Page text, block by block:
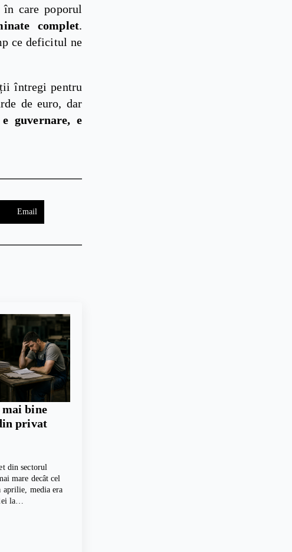
care poporul
complet.
ce deficitul ne
întregi pentru
de euro, dar
guvernare, e
Email
bine
privat
din sectorul
mare decât cel
media era
lei la…